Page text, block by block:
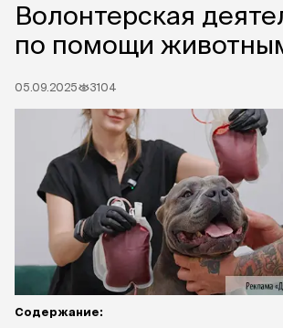
Волонтерская
по помощи
05.09.2025 3104
Содержание: